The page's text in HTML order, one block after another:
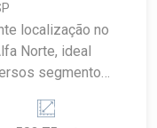
localização no
Norte, ideal
segmentos.
para